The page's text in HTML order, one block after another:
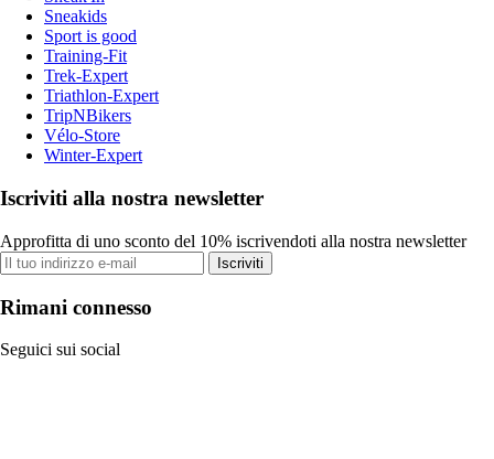
Sneakids
Sport is good
Training-Fit
Trek-Expert
Triathlon-Expert
TripNBikers
Vélo-Store
Winter-Expert
Iscriviti alla nostra newsletter
Approfitta di uno sconto del 10% iscrivendoti alla nostra newsletter
Iscriviti
Rimani connesso
Seguici sui social